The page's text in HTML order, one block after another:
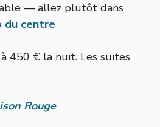
— allez plutôt dans
du centre
450 € la nuit. Les suites
Rouge